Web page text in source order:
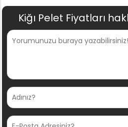
Kiğı Pelet Fiyatları